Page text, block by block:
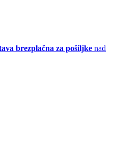
brezplačna za pošiljke nad